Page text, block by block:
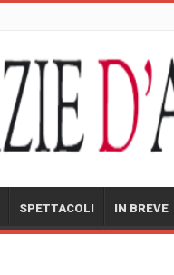
SPETTACOLI IN BREVE